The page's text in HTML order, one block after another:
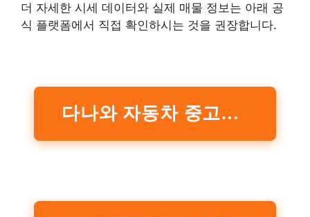
더 자세한 시세 데이터와 실제 매물 정보는 아래 공
식 플랫폼에서 직접 확인하시는 것을 권장합니다.
다나와 자동차 중고차 시세 바로가기